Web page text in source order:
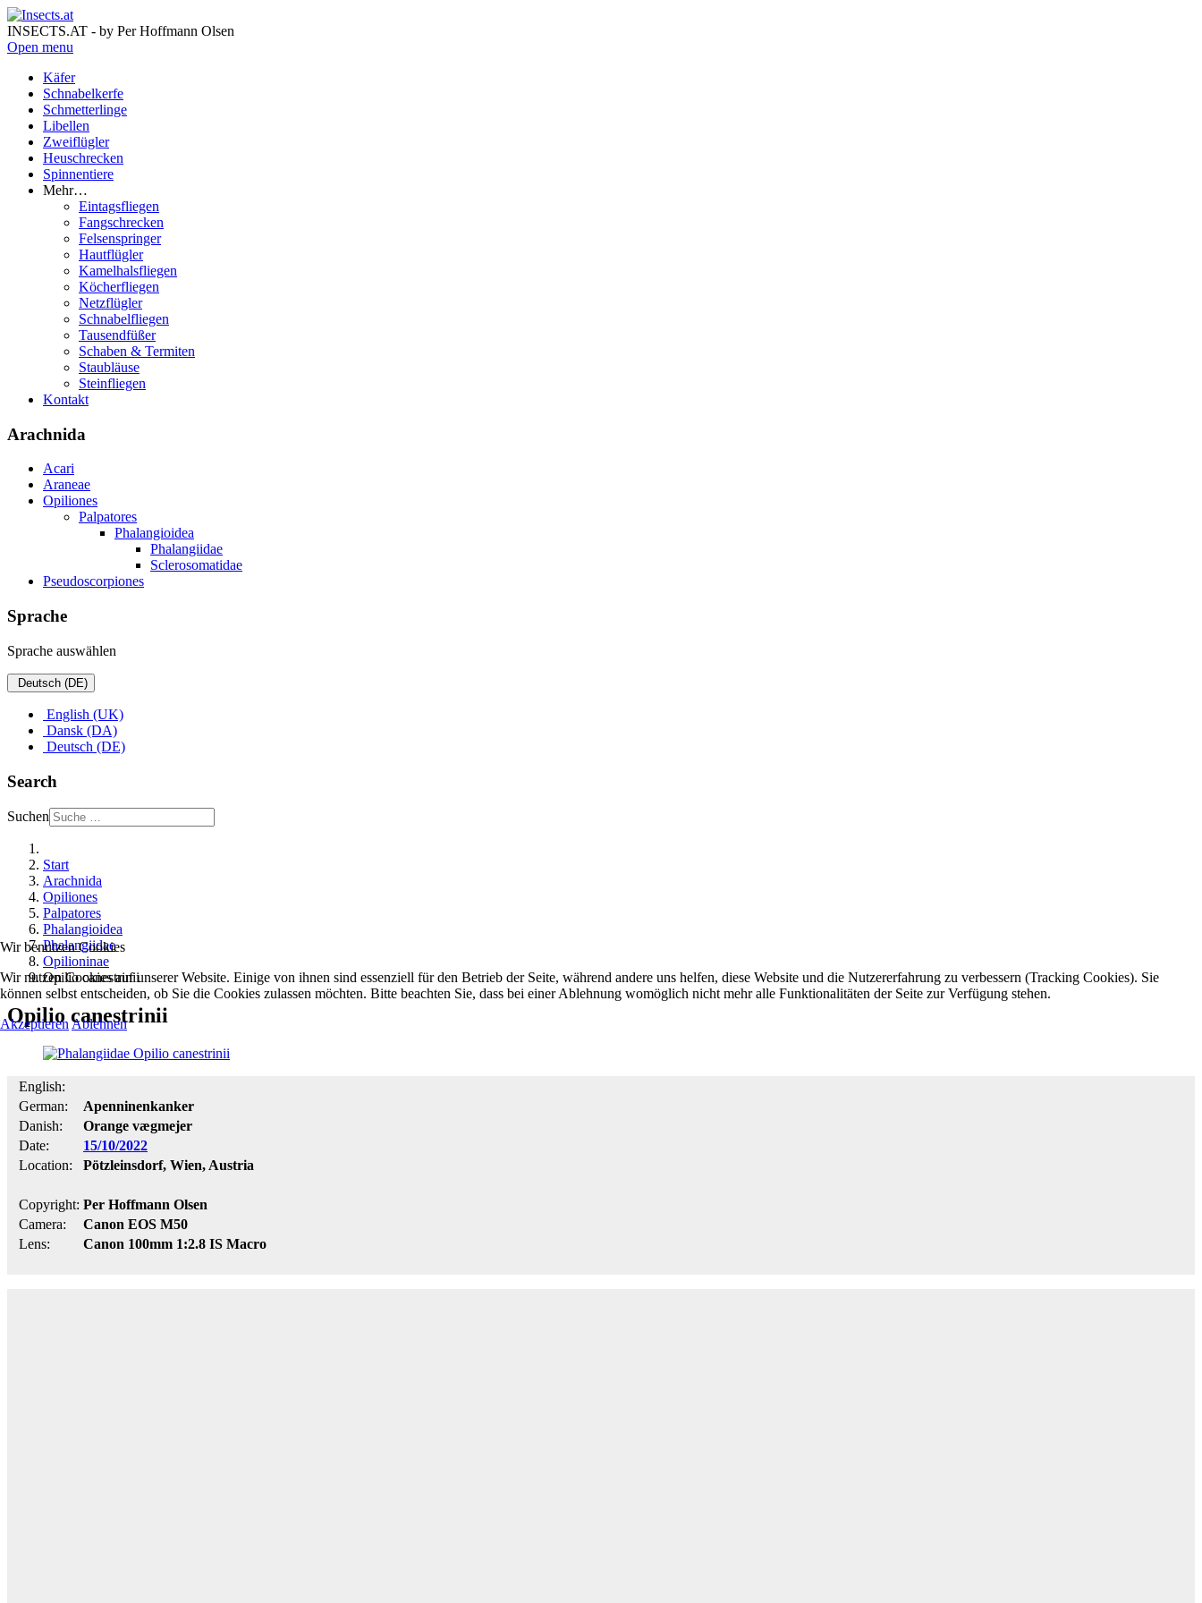
INSECTS.AT - by Per Hoffmann Olsen
Open menu
Käfer
Schnabelkerfe
Schmetterlinge
Libellen
Zweiflügler
Heuschrecken
Spinnentiere
Mehr…
Eintagsfliegen
Fangschrecken
Felsenspringer
Hautflügler
Kamelhalsfliegen
Köcherfliegen
Netzflügler
Schnabelfliegen
Tausendfüßer
Schaben & Termiten
Staubläuse
Steinfliegen
Kontakt
Arachnida
Acari
Araneae
Opiliones
Palpatores
Phalangioidea
Phalangiidae
Sclerosomatidae
Pseudoscorpiones
Sprache
Sprache auswählen
Deutsch (DE)
English (UK)
Dansk (DA)
Deutsch (DE)
Search
Suchen
Start
Arachnida
Opiliones
Palpatores
Phalangioidea
Phalangiidae
Opilioninae
Opilio canestrinii
Opilio canestrinii
English:
German:
Apenninenkanker
Danish:
Orange vægmejer
Date:
15/10/2022
Location:
Pötzleinsdorf, Wien, Austria
Copyright: Per Hoffmann Olsen
Camera:
Canon EOS M50
Lens:
Canon 100mm 1:2.8 IS Macro
Wir benutzen Cookies
Wir nutzen Cookies auf unserer Website. Einige von ihnen sind essenziell für den Betrieb der Seite, während andere uns helfen, diese Website und die Nutzererfahrung zu verbessern (Tracking Cookies). Sie
können selbst entscheiden, ob Sie die Cookies zulassen möchten. Bitte beachten Sie, dass bei einer Ablehnung womöglich nicht mehr alle Funktionalitäten der Seite zur Verfügung stehen.
Akzeptieren Ablehnen